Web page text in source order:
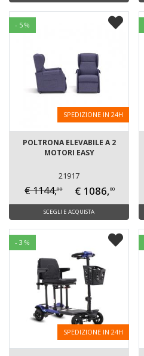
- 5 %
SPEDIZIONE IN 24H
POLTRONA ELEVABILE A 2
MOTORI EASY
21917
€ 1144,00 € 1086,80
SCEGLI E ACQUISTA
- 3 %
SPEDIZIONE IN 24H